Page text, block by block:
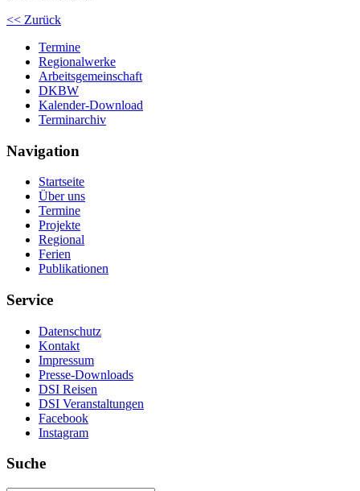
<< Zurück
Termine
Regionalwerke
Arbeitsgemeinschaft
DKBW
Kalender-Download
Terminarchiv
Navigation
Startseite
Über uns
Termine
Projekte
Regional
Ferien
Publikationen
Service
Datenschutz
Kontakt
Impressum
Presse-Downloads
DSI Reisen
DSI Veranstaltungen
Facebook
Instagram
Suche